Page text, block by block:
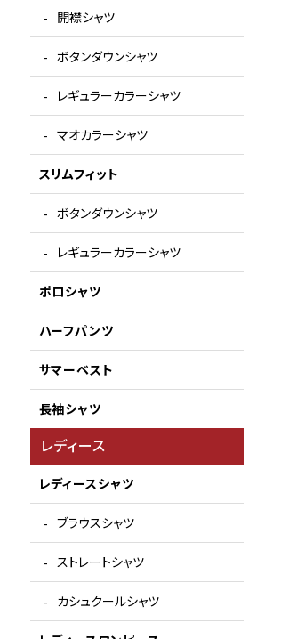
開襟シャツ
ボタンダウンシャツ
レギュラーカラーシャツ
マオカラーシャツ
スリムフィット
ボタンダウンシャツ
レギュラーカラーシャツ
ポロシャツ
ハーフパンツ
サマーベスト
長袖シャツ
レディース
レディースシャツ
ブラウスシャツ
ストレートシャツ
カシュクールシャツ